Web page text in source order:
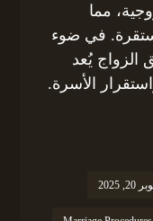
مما
في ضوء
الزواج يُعد
الأسرة.
20, 2025